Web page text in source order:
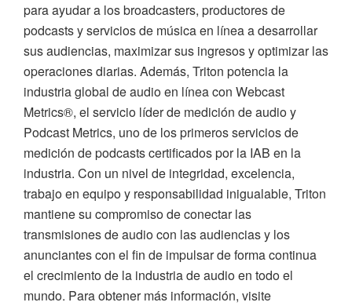
para ayudar a los broadcasters, productores de
podcasts y servicios de música en línea a desarrollar
sus audiencias, maximizar sus ingresos y optimizar las
operaciones diarias. Además, Triton potencia la
industria global de audio en línea con Webcast
Metrics®, el servicio líder de medición de audio y
Podcast Metrics, uno de los primeros servicios de
medición de podcasts certificados por la IAB en la
industria. Con un nivel de integridad, excelencia,
trabajo en equipo y responsabilidad inigualable, Triton
mantiene su compromiso de conectar las
transmisiones de audio con las audiencias y los
anunciantes con el fin de impulsar de forma continua
el crecimiento de la industria de audio en todo el
mundo. Para obtener más información, visite